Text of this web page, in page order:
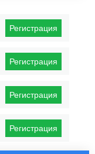
Регистрация
Регистрация
Регистрация
Регистрация